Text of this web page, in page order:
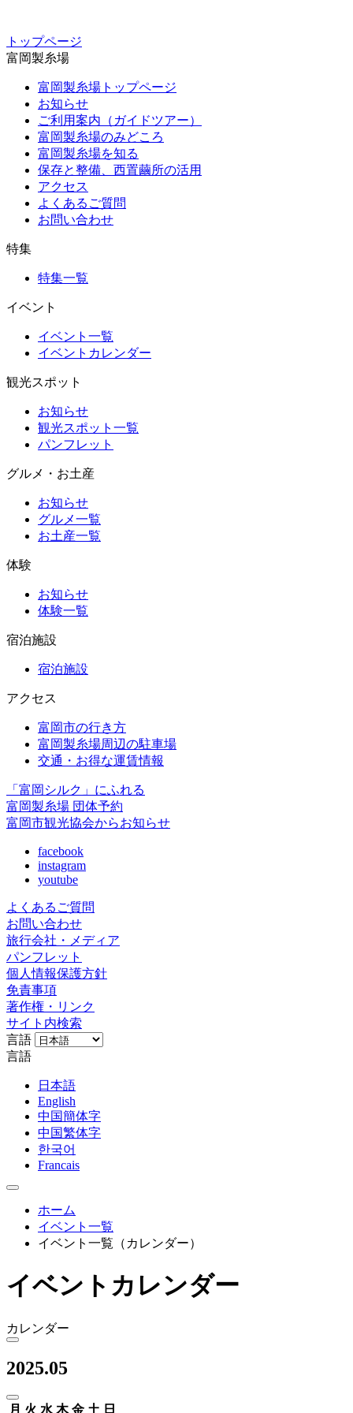
トップページ
富岡製糸場
富岡製糸場トップページ
お知らせ
ご利用案内（ガイドツアー）
富岡製糸場のみどころ
富岡製糸場を知る
保存と整備、西置繭所の活用
アクセス
よくあるご質問
お問い合わせ
特集
特集一覧
イベント
イベント一覧
イベントカレンダー
観光スポット
お知らせ
観光スポット一覧
パンフレット
グルメ・お土産
お知らせ
グルメ一覧
お土産一覧
体験
お知らせ
体験一覧
宿泊施設
宿泊施設
アクセス
富岡市の行き方
富岡製糸場周辺の駐車場
交通・お得な運賃情報
「富岡シルク」にふれる
富岡製糸場 団体予約
富岡市観光協会からお知らせ
facebook
instagram
youtube
よくあるご質問
お問い合わせ
旅行会社・メディア
パンフレット
個人情報保護方針
免責事項
著作権・リンク
サイト内検索
言語
言語
日本語
English
中国簡体字
中国繁体字
한국어
Francais
ホーム
イベント一覧
イベント一覧（カレンダー）
イベントカレンダー
カレンダー
2025.05
月 火 水 木 金 土 日